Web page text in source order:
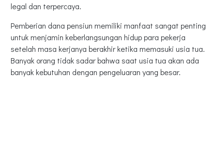
legal dan terpercaya.
Pemberian dana pensiun memiliki manfaat sangat penting
untuk menjamin keberlangsungan hidup para pekerja
setelah masa kerjanya berakhir ketika memasuki usia tua.
Banyak orang tidak sadar bahwa saat usia tua akan ada
banyak kebutuhan dengan pengeluaran yang besar.